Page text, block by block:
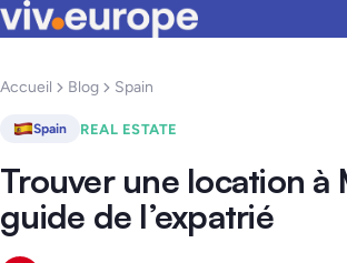
Accueil Blog Spain
Spain REAL ESTATE
Trouver une location à
guide de l’expatrié